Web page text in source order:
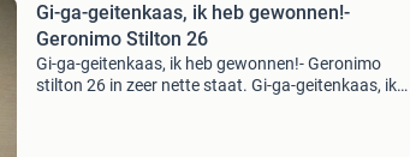
Gi-ga-geitenkaas, ik heb gewonnen!-
Geronimo Stilton 26
Gi-ga-geitenkaas, ik heb gewonnen!- Geronimo
stilton 26 in zeer nette staat. Gi-ga-geitenkaas, ik